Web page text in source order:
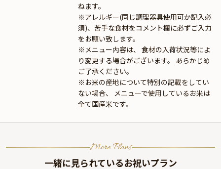
ねます。
※アレルギー(同じ調理器具使用可か記入必
須)、苦手な食材をコメント欄に必ずご入力
をお願い致します。
※メニュー内容は、 食材の入荷状況等によ
り変更する場合がございます。 あらかじめ
ご了承ください。
※お米の産地について特別の記載をしてい
ない場合、 メニューで使用しているお米は
全て国産米です。
More Plans
一緒に見られているお祝いプラン